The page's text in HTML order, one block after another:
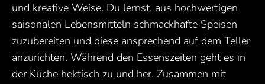
und kreative Weise. Du lernst, aus hochwertigen
saisonalen Lebensmitteln schmackhafte Speisen
zuzubereiten und diese ansprechend auf dem Teller
anzurichten. Während den Essenszeiten geht es in
der Küche hektisch zu und her. Zusammen mit